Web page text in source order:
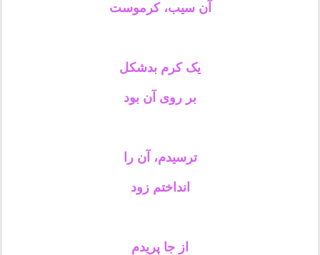
آن سیب، کرموست
یک کرم بدشکل
بر روی آن بود
ترسیدم، آن را
انداختم زود
از جا پریدم